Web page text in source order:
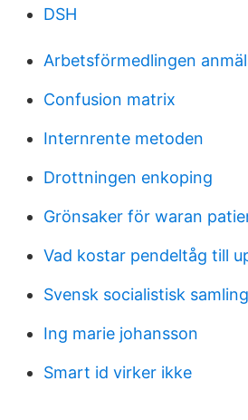
DSH
Arbetsförmedlingen
Confusion matrix
Internrente metoden
Drottningen enkoping
Grönsaker för waran
Vad kostar pendeltåg till
Svensk socialistisk
Ing marie johansson
Smart id virker ikke